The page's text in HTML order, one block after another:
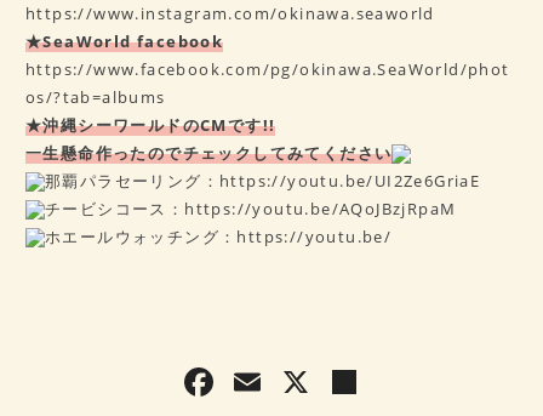
https://www.instagram.com/okinawa.seaworld
★SeaWorld facebook
https://www.facebook.com/pg/okinawa.SeaWorld/phot
os/?tab=albums
★沖縄シーワールドのCMです!!
一生懸命作ったのでチェックしてみてください
那覇パラセーリング： https://youtu.be/UI2Ze6GriaE
チービシコース： https://youtu.be/AQoJBzjRpaM
ホエールウォッチング： https://youtu.be/
F E X